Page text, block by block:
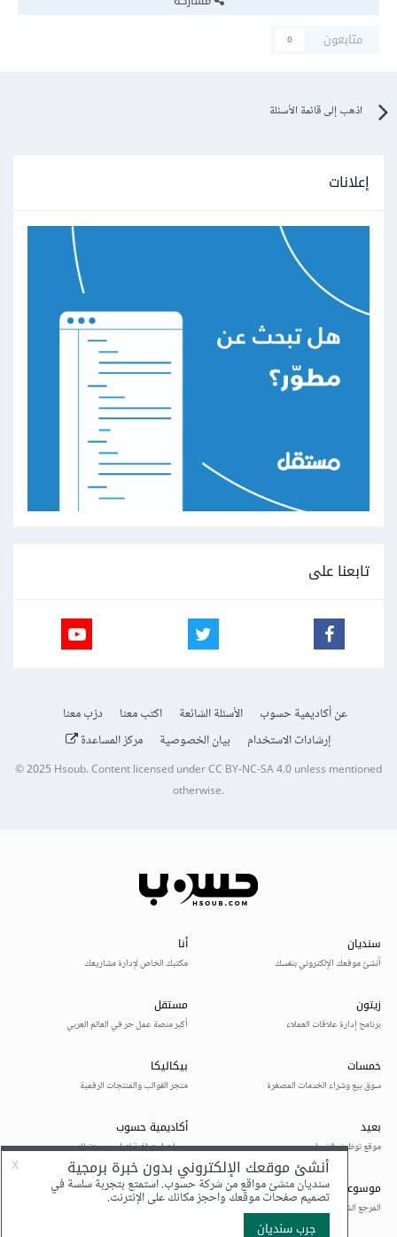
متابعون
0
اذهب إلى قائمة الأسئلة
إعلانات
تابعنا على
عن أكاديمية حسوب الأسئلة الشائعة اكتب معنا
درّب معنا
إرشادات الاستخدام
بيان الخصوصية مركز المساعدة
© 2025Hsoub.Content licensed underCC BY-NC-SA 4.0unless mentioned
otherwise.